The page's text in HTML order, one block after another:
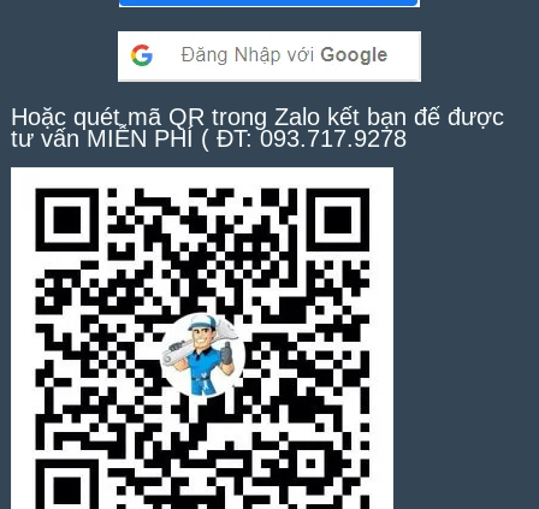
Hoặc quét mã QR trong Zalo kết bạn để được
tư vấn MIỄN PHÍ ( ĐT: 093.717.9278